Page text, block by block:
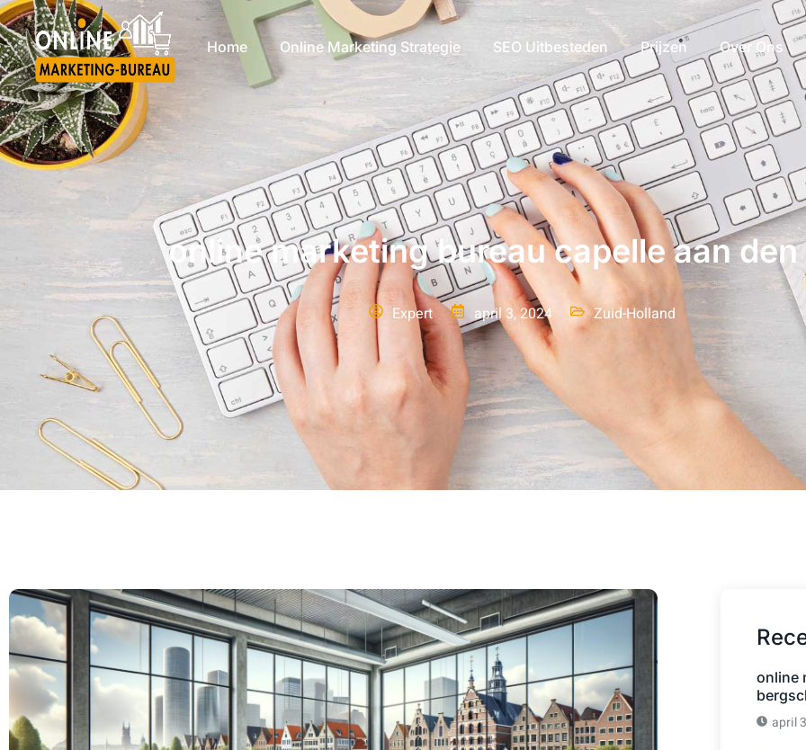
Home Online Marketing Strategie SEO Uitbesteden Prijzen Over Ons
online marketing bureau capelle aan
Expert april 3, 2024 Zuid-Holland
online
april